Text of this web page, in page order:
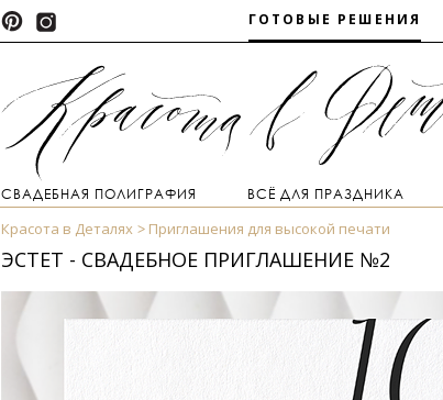
ГОТОВЫЕ РЕШЕНИЯ
СВАДЕБНАЯ ПОЛИГРАФИЯ ВСЁ ДЛЯ ПРАЗДНИКА
Красота в Деталях Приглашения для высокой печати
ЭСТЕТ - СВАДЕБНОЕ ПРИГЛАШЕНИЕ №2